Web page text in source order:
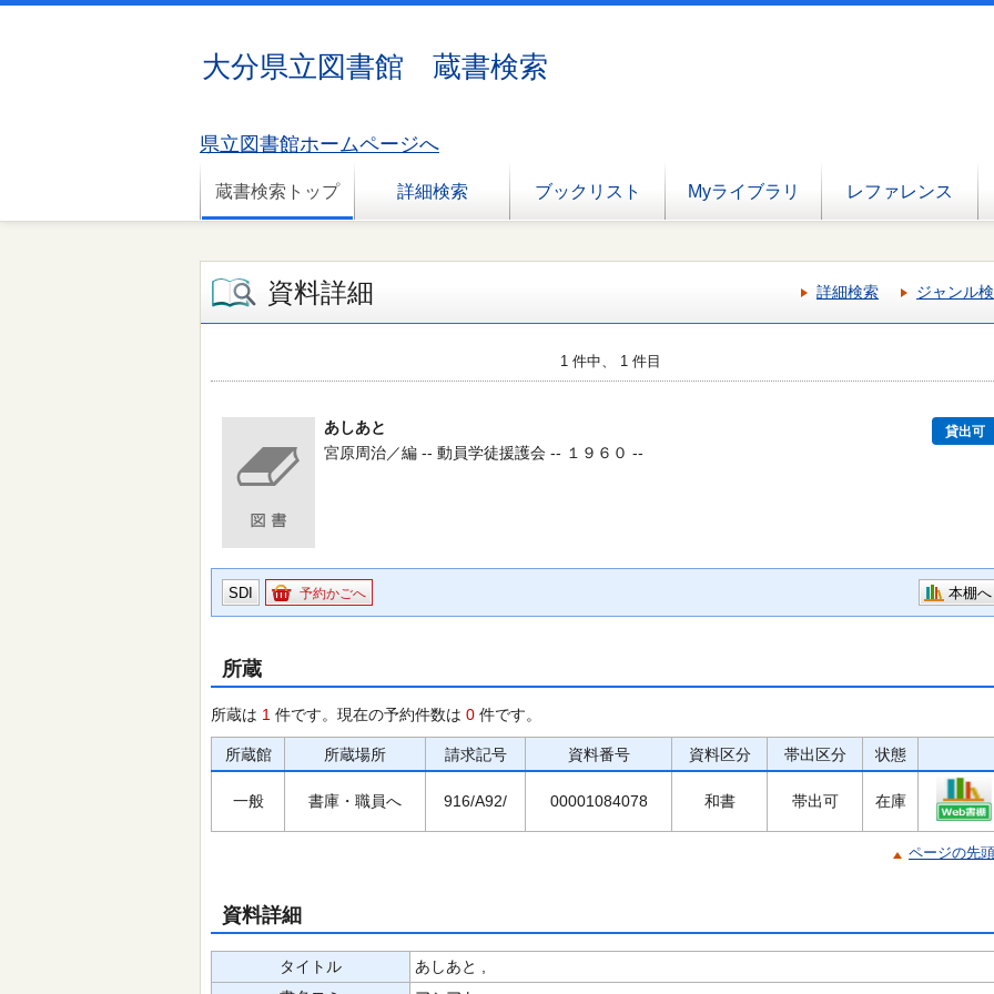
大分県立図書館 蔵書検索
県立図書館ホームページへ
蔵書検索トップ 詳細検索 ブックリスト Myライブラリ レファレンス
資料詳細 詳細検索 ジャンル
1 件中、 1 件目
あしあと 貸出可
宮原周治／編 -- 動員学徒援護会 -- １９６０ --
SDI 予約かごへ 本棚へ
所蔵
所蔵は 1 件です。現在の予約件数は 0 件です。
所蔵館 所蔵場所 請求記号 資料番号 資料区分 帯出区分 状態
一般 書庫・職員へ 916/A92/ 00001084078 和書 帯出可 在庫
ページの先
資料詳細
タイトル
あしあと ,